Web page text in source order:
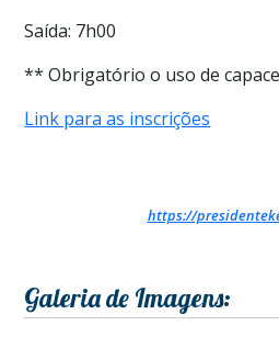
Saída: 7h00
** Obrigatório o uso de
Link para as inscrições
https://
Galeria de Imagens: